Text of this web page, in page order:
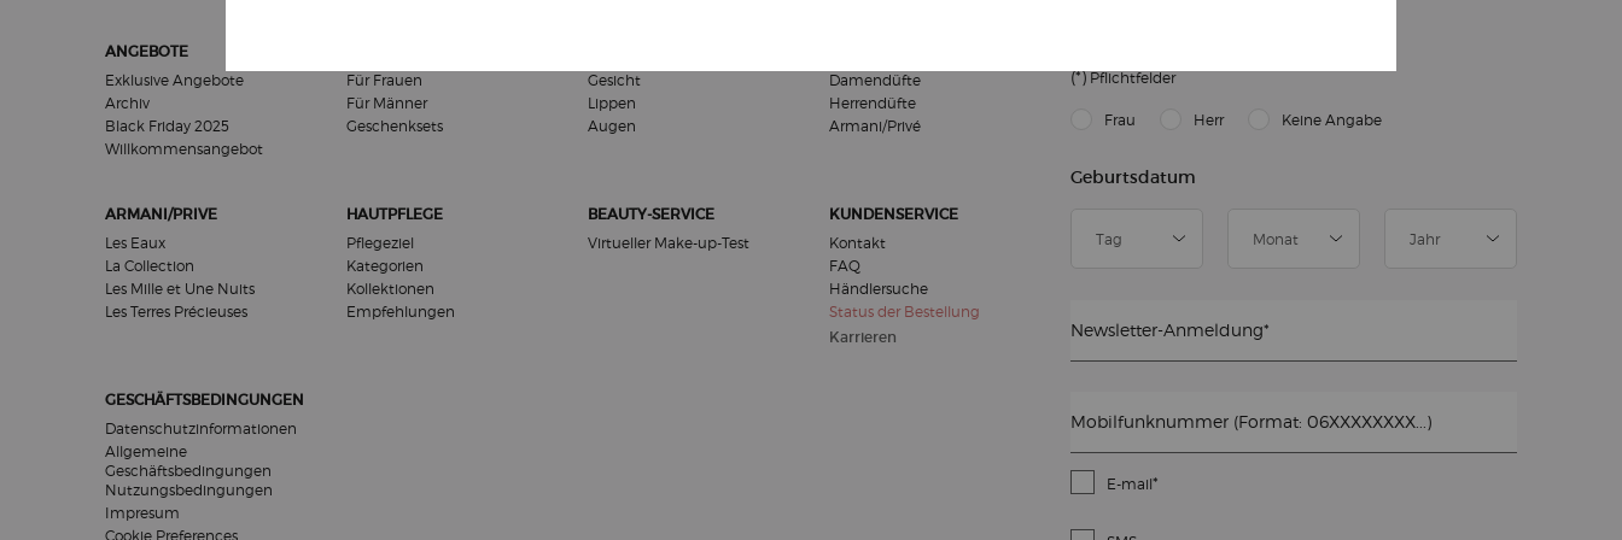
ANGEBOTE
Exklusive Angebote
Archiv
Black Friday 2025
Willkommensangebot​
Für Frauen
Für Männer
Geschenksets
Gesicht
Lippen
Augen
Damendüfte
Herrendüfte
Armani/Privé
ARMANI/PRIVE
Les Eaux
La Collection
Les Mille et Une Nuits
Les Terres Précieuses
HAUTPFLEGE
Pflegeziel
Kategorien
Kollektionen
Empfehlungen
BEAUTY-SERVICE
Virtueller Make-up-Test
KUNDENSERVICE
Kontakt
FAQ
Händlersuche
Status der Bestellung
Karrieren
GESCHÄFTSBEDINGUNGEN
Datenschutzinformationen
Allgemeine
Geschäftsbedingungen
Nutzungsbedingungen
Impresum
Cookie Preferences
(*) Pflichtfelder
newslettersignup.title.legend
Frau Herr Keine Angabe
Geburtsdatum
Newsletter-Anmeldung*
Mobilfunknummer (Format: 06XXXXXXXX...)
E-mail*